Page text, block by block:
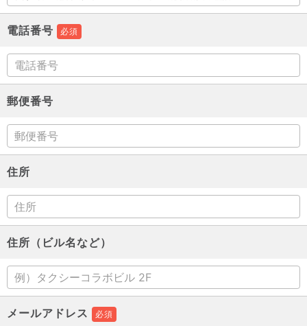
電話番号 必須
郵便番号
住所
住所（ビル名など）
メールアドレス 必須